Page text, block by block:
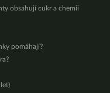
obsahují cukr a chemii
pomáhají?